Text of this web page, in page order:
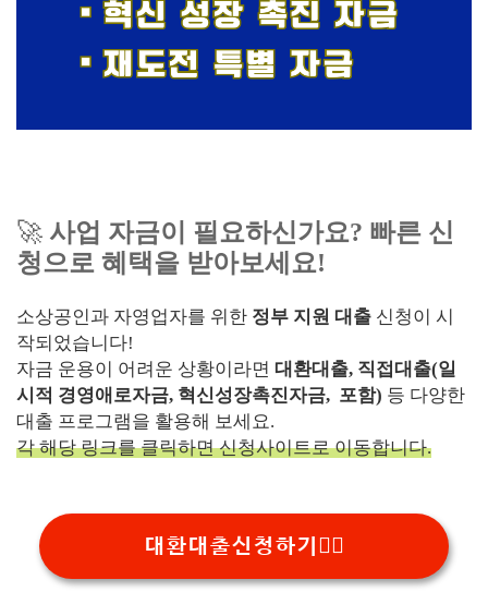
🚀 사업 자금이 필요하신가요? 빠른 신
청으로 혜택을 받아보세요!
소상공인과 자영업자를 위한 정부 지원 대출 신청이 시
작되었습니다!
자금 운용이 어려운 상황이라면 대환대출, 직접대출(일
시적 경영애로자금, 혁신성장촉진자금, 포함) 등 다양한
대출 프로그램을 활용해 보세요.
각 해당 링크를 클릭하면 신청사이트로 이동합니다.
대환대출신청하기👉🏻